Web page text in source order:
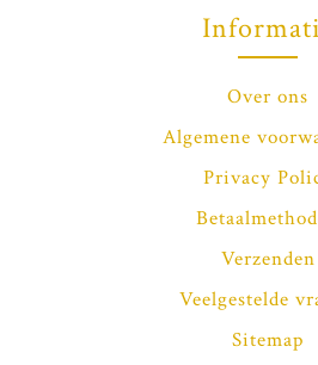
Over ons
Algemene
Privacy
Verzenden
Veelgestelde
Sitemap